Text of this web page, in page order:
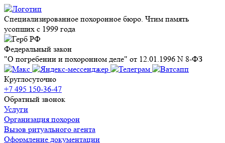
Специализированное похоронное бюро. Чтим память
усопших с 1999 года
Федеральный закон
"О погребении и похоронном деле" от 12.01.1996 N 8-ФЗ
Круглосуточно
+7 495 150-36-47
Обратный звонок
Услуги
Организация похорон
Вызов ритуального агента
Оформление документации